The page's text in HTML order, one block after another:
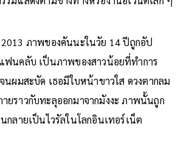
ภาพของคันนะในวัย 14 ปีถูกอัป
ฟนคลับ เป็นภาพของสาวน้อยที่ทำการ
นผมสะบัด เธอมีใบหน้าขาวใส ดวงตากลม
ยราวกับทะลุออกมาจากมังงะ ภาพนั้นถูก
กลายเป็นไวรัลในโลกอินเทอร์เน็ต